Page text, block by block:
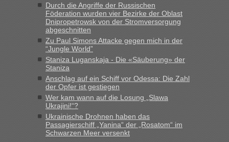
Durch die Angriffe der Russischen
Föderation wurden vier Bezirke der Oblast
Dnipropetrowsk von der Stromversorgung
abgeschnitten
Zu Paul Simons Attacke gegen mich in der
“Jungle World”
Staniza Luganskaja - Die «Säuberung» der
Staniza
Anschlag auf ein Schiff vor Odessa: Die Zahl
der Opfer ist gestiegen
Wer kam wann auf die Losung „Slawa
Ukrajini!“?
Ukrainische Drohnen haben das
Passagierschiff „Yanina“ der „Rosatom“ im
Schwarzen Meer versenkt